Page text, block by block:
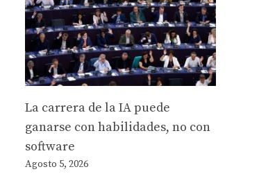
La carrera de la IA puede
ganarse con habilidades, no con
software
Agosto 5, 2026